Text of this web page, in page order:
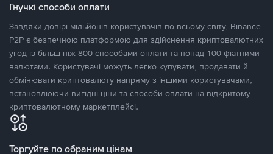
Гнучкі способи оплати
Завдяки довірі мільйонів користувачів по всьому світу, Binance
P2P є безпечною платформою для здійснення криптовалютних
угод із більш ніж 800 способами оплати та понад 100 фіатними
валютами. Користувачі можуть легко купувати, продавати й
обмінювати криптовалюту напряму з іншими користувачами,
встановлюючи вигідні ціни та способи оплати на відкритому
криптовалютному маркетплейсі.
Торгуйте по обраним цінам